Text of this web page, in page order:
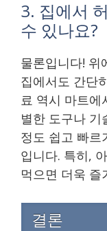
3. 집에서
수 있나요?
물론입니다! 위
집에서도 간단
료 역시 마트에
별한 도구나 기
정도 쉽고 빠르
입니다. 특히,
먹으면 더욱 즐
결론